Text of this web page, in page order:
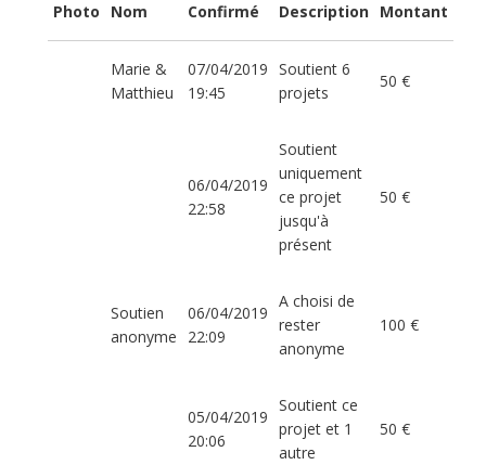
Photo Nom Confirmé Description Montant
Marie &
Matthieu
07/04/2019
19:45
Soutient 6
projets
50 €
06/04/2019
22:58
Soutient
uniquement
ce projet
jusqu'à
présent
50 €
Soutien
anonyme
06/04/2019
22:09
A choisi de
rester
anonyme
100 €
05/04/2019
20:06
Soutient ce
projet et 1
autre
50 €